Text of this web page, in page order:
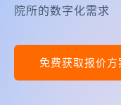
搜索优化
无限扩展
院所的数字化需求
免费获取报价方